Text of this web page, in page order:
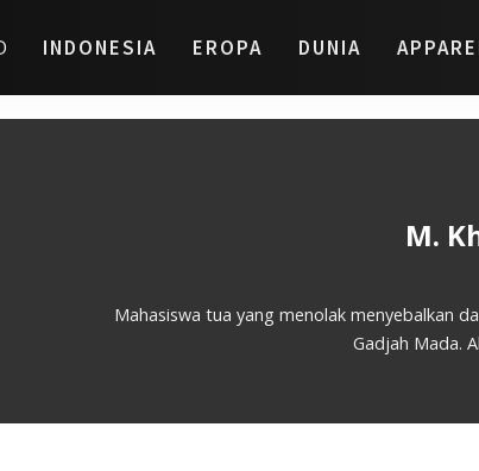
INDONESIA EROPA DUNIA
M.
Mahasiswa tua yang menolak menyebalkan
Gadjah Mada.